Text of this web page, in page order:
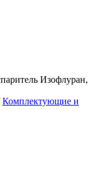
Изофлуран,
Комплектующие и